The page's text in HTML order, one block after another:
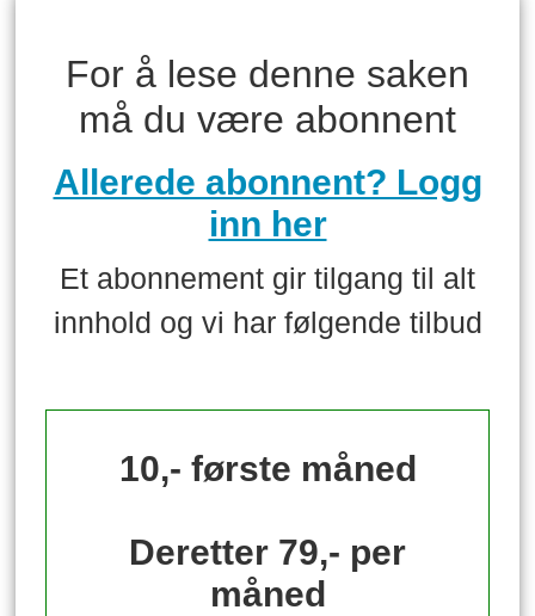
For å lese denne saken
må du være abonnent
Allerede abonnent? Logg
inn her
Et abonnement gir tilgang til alt
innhold og vi har følgende tilbud
10,- første måned
Deretter 79,- per
måned